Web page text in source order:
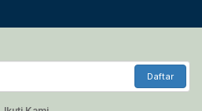
Daftar